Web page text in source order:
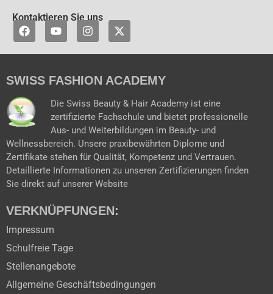
Kontaktieren Sie uns
F
a
e
o
k
Y
o
t
b
I
n
t
g
a
m
X
-
w
t
e
r
SWISS FASHION ACADEMY
Die Swiss Beauty & Hair Academy ist eine
zertifizierte Fachschule und bietet professionelle
Aus- und Weiterbildungen im Beauty- und
Wellnessbereich. Unsere praxibewährten Diplome und
Zertifikate stehen für Qualität, Kompetenz und Vertrauen.
Detaillierte Informationen zu unseren Zertifizierungen finden
Sie direkt auf unserer Website
VERKNÜPFUNGEN:
Impressum
Schulfreie Tage
Stellenangebote
Allgemeine Geschäftsbedingungen